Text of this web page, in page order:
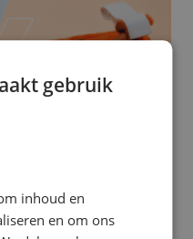
een verwarrend
gevolgen
gebruik
inhoud en
en om ons